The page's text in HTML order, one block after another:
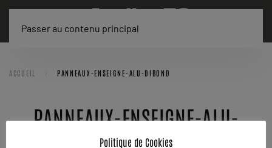
Passer au contenu principal
ACCUEIL PANNEAUX-ENSEIGNE-ALU-DIBOND
PANNEAUX-ENSEIGNE-ALU-
Politique de Cookies